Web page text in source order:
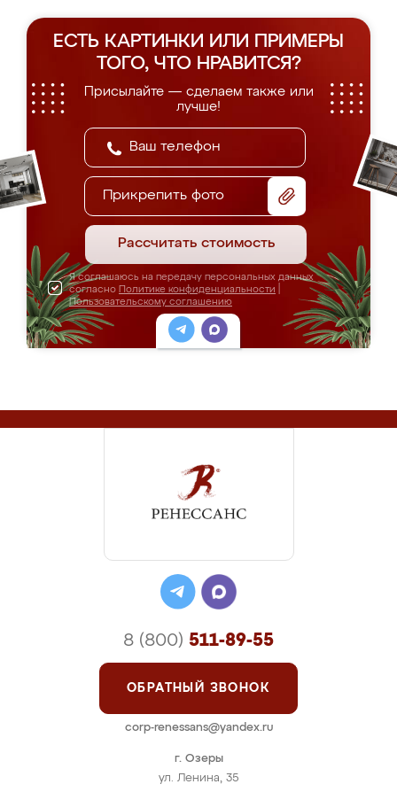
ЕСТЬ КАРТИНКИ ИЛИ ПРИМЕРЫ
ТОГО, ЧТО НРАВИТСЯ?
Присылайте — сделаем также или
лучше!
Прикрепить фото
Рассчитать стоимость
Я соглашаюсь на передачу персональных данных
согласно Политике конфиденциальности
Пользовательскому соглашению
г. Озеры
ул. Ленина, 35
8 (800) 511-89-55
ОБРАТНЫЙ ЗВОНОК
corp-renessans@yandex.ru